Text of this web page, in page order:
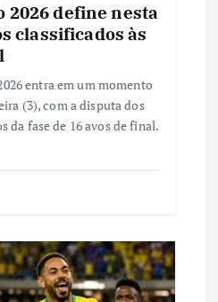
2026 define nesta
classificados às
entra em um momento
(3), com a disputa dos
fase de 16 avos de final.